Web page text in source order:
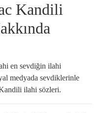
Kandili
en sevdiğin ilahi
medyada sevdiklerinle
ilahi sözleri.